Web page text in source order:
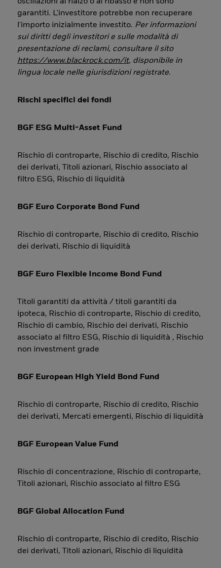
garantiti. L'investitore potrebbe non recuperare
l'importo inizialmente investito. Per informazioni
sui diritti degli investitori e sulle modalità di
presentazione di reclami, consultare il sito
https://www.blackrock.com/it, disponibile in
lingua locale nelle giurisdizioni registrate.
Rischi specifici dei fondi
BGF ESG Multi-Asset Fund
Rischio di controparte, Rischio di credito, Rischio
dei derivati, Titoli azionari, Rischio associato al
filtro ESG, Rischio di liquidità
BGF Euro Corporate Bond Fund
Rischio di controparte, Rischio di credito, Rischio
dei derivati, Rischio di liquidità
BGF Euro Flexible Income Bond Fund
Titoli garantiti da attività / titoli garantiti da
ipoteca, Rischio di controparte, Rischio di credito,
Rischio di cambio, Rischio dei derivati, Rischio
associato al filtro ESG, Rischio di liquidità , Rischio
non investment grade
BGF European High Yield Bond Fund
Rischio di controparte, Rischio di credito, Rischio
dei derivati, Mercati emergenti, Rischio di liquidità
BGF European Value Fund
Rischio di concentrazione, Rischio di controparte,
Titoli azionari, Rischio associato al filtro ESG
BGF Global Allocation Fund
Rischio di controparte, Rischio di credito, Rischio
dei derivati, Titoli azionari, Rischio di liquidità